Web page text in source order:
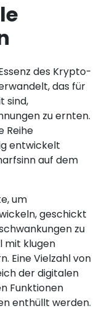
des Krypto-
das für
sind,
zu ernten.
Reihe
entwickelt
auf dem
um
geschickt
zu
mit klugen
Eine Vielzahl von
der digitalen
Funktionen
enthüllt werden.